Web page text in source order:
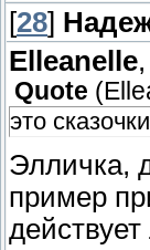
[28]
Elleanelle,
Quote (
это
Элличка,
пример